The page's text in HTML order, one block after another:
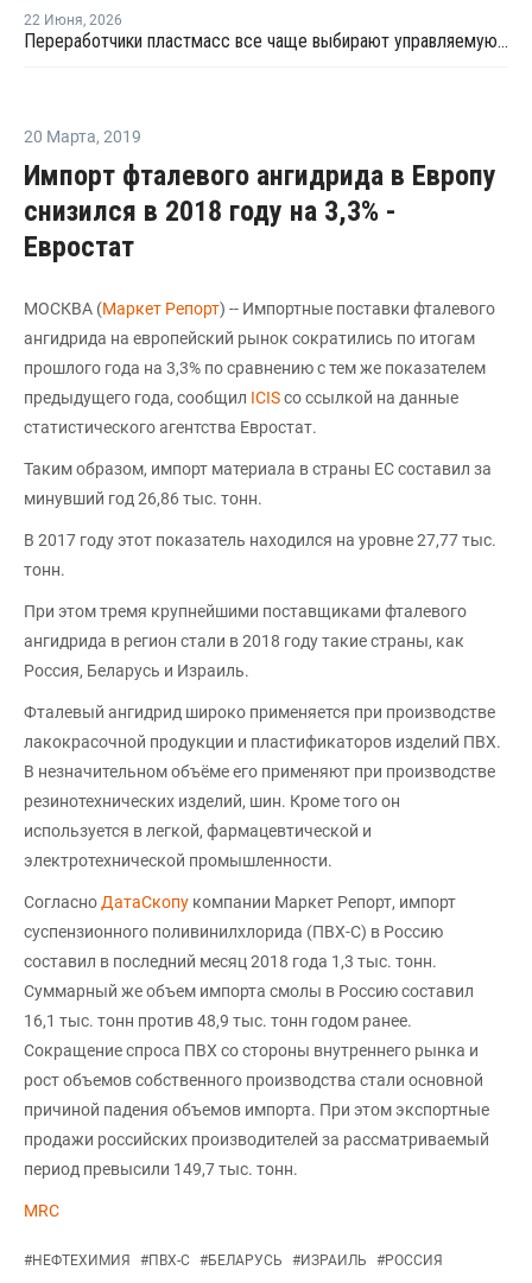
22 Июня, 2026
Переработчики пластмасс все чаще выбирают управляемую вторичную гранулу
20 Марта, 2019
Импорт фталевого ангидрида в Европу
снизился в 2018 году на 3,3% -
Евростат
МОСКВА (Маркет Репорт) -- Импортные поставки фталевого
ангидрида на европейский рынок сократились по итогам
прошлого года на 3,3% по сравнению с тем же показателем
предыдущего года, сообщил ICISсо ссылкой на данные
статистического агентства Евростат.
Таким образом, импорт материала в страны ЕС составил за
минувший год 26,86 тыс. тонн.
В 2017 году этот показатель находился на уровне 27,77 тыс.
тонн.
При этом тремя крупнейшими поставщиками фталевого
ангидрида в регион стали в 2018 году такие страны, как
Россия, Беларусь и Израиль.
Фталевый ангидрид широко применяется при производстве
лакокрасочной продукции и пластификаторов изделий ПВХ.
В незначительном объёме его применяют при производстве
резинотехнических изделий, шин. Кроме того он
используется в легкой, фармацевтической и
электротехнической промышленности.
Согласно ДатаСкопу компании Маркет Репорт, импорт
суспензионного поливинилхлорида (ПВХ-С) в Россию
составил в последний месяц 2018 года 1,3 тыс. тонн.
Суммарный же объем импорта смолы в Россию составил
16,1 тыс. тонн против 48,9 тыс. тонн годом ранее.
Сокращение спроса ПВХ со стороны внутреннего рынка и
рост объемов собственного производства стали основной
причиной падения объемов импорта. При этом экспортные
продажи российских производителей за рассматриваемый
период превысили 149,7 тыс. тонн.
MRC
#НЕФТЕХИМИЯ #ПВХ-С #БЕЛАРУСЬ #ИЗРАИЛЬ #РОССИЯ